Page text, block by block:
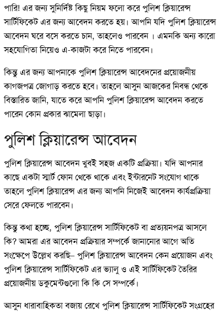
পারি! এর জন্য সুনির্দিষ্ট কিছু নিয়ম ফলো করে পুলিশ ক্লিয়ারেন্স
সার্টিফিকেট এর জন্য আবেদন করতে হয়। আপনি যদি পুলিশ ক্লিয়ারেন্স
আবেদন ঘরে বসে করতে চান, তাহলেও পারবেন । এমনকি অন্য কারো
সহযোগিতা নিয়েও এ-কাজটা করে নিতে পারবেন।
কিন্তু এর জন্য আপনাকে পুলিশ ক্লিয়ারেন্স আবেদনের প্রয়োজনীয়
কাগজপত্র জোগাড় করতে হবে। তাহলে আসুন আজকের নিবন্ধ থেকে
বিস্তারিত জানি, যাতে করে আপনি পুলিশ ক্লিয়ারেন্স আবেদন করতে
পারেন কোন প্রকার ঝামেলা ছাড়া।
পুলিশ ক্লিয়ারেন্স আবেদন
পুলিশ ক্লিয়ারেন্স আবেদন খুবই সহজ একটি প্রক্রিয়া। যদি আপনার
কাছে একটা স্মার্ট ফোন থেকে থাকে এবং ইন্টারনেট সংযোগ থাকে
তাহলে পুলিশ ক্লিয়ারেন্স এর জন্য আপনি নিজেই আবেদন কার্যপ্রক্রিয়া
সেরে ফেলতে পারবেন।
কিন্তু কথা হচ্ছে, পুলিশ ক্লিয়ারেন্স সার্টিফিকেট বা প্রত্যয়নপত্র আসলে
কি? আমরা এর আবেদন প্রক্রিয়ার সম্পর্কে জানানোর আগে অতি
সংক্ষেপে উল্লেখ করছি– পুলিশ ক্লিয়ারেন্স আবেদন কেন প্রয়োজন এবং
পুলিশ ক্লিয়ারেন্স সার্টিফিকেট এর ভ্যালু ও এই সার্টিফিকেট তৈরির
প্রয়োজনীয় ডকুমেন্টগুলো কি কি সে সম্পর্কে।
আসুন ধারাবাহিকতা বজায় রেখে পুলিশ ক্লিয়ারেন্স সার্টিফিকেট সংগ্রহের